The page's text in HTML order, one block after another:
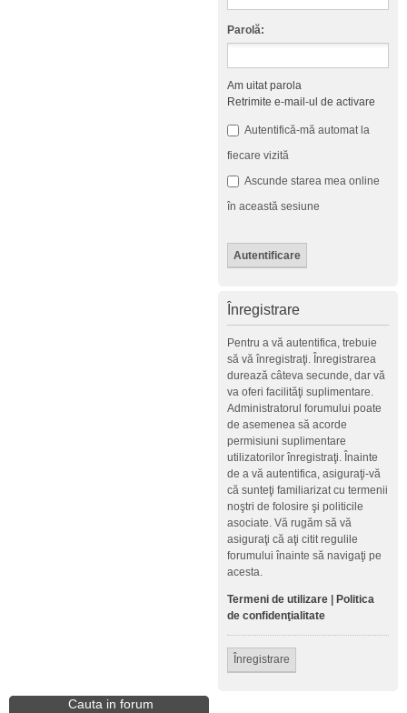
Parolă:
Am uitat parola
Retrimite e-mail-ul de activare
Autentifică-mă automat la
fiecare vizită
Ascunde starea mea online
în această sesiune
Înregistrare
Pentru a vă autentifica, trebuie
să vă înregistraţi. Înregistrarea
durează câteva secunde, dar vă
va oferi facilităţi suplimentare.
Administratorul forumului poate
de asemenea să acorde
permisiuni suplimentare
utilizatorilor înregistraţi. Înainte
de a vă autentifica, asiguraţi-vă
că sunteţi familiarizat cu termenii
noştri de folosire şi politicile
asociate. Vă rugăm să vă
asiguraţi că aţi citit regulile
forumului înainte să navigaţi pe
acesta.
Termeni de utilizare
Politica
de confidenţialitate
Înregistrare
Cauta in forum